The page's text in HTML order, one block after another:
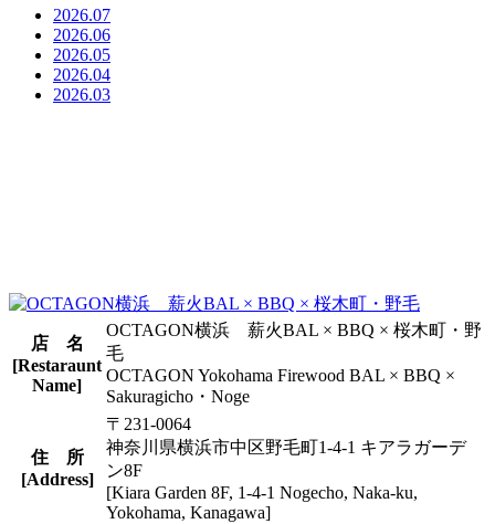
2026.07
2026.06
2026.05
2026.04
2026.03
店 名
[Restaraunt
Name]
OCTAGON横浜 薪火BAL × BBQ × 桜木町・野
毛
OCTAGON Yokohama Firewood BAL × BBQ ×
Sakuragicho・Noge
住 所
[Address]
〒231-0064
神奈川県横浜市中区野毛町1-4-1 キアラガーデ
ン8F
[Kiara Garden 8F, 1-4-1 Nogecho, Naka-ku,
Yokohama, Kanagawa]